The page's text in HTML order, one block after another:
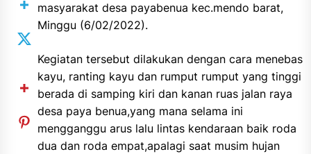
masyarakat desa payabenua kec.mendo barat,
Minggu (6/02/2022).
Kegiatan tersebut dilakukan dengan cara menebas
kayu, ranting kayu dan rumput rumput yang tinggi
berada di samping kiri dan kanan ruas jalan raya
desa paya benua,yang mana selama ini
mengganggu arus lalu lintas kendaraan baik roda
dua dan roda empat,apalagi saat musim hujan